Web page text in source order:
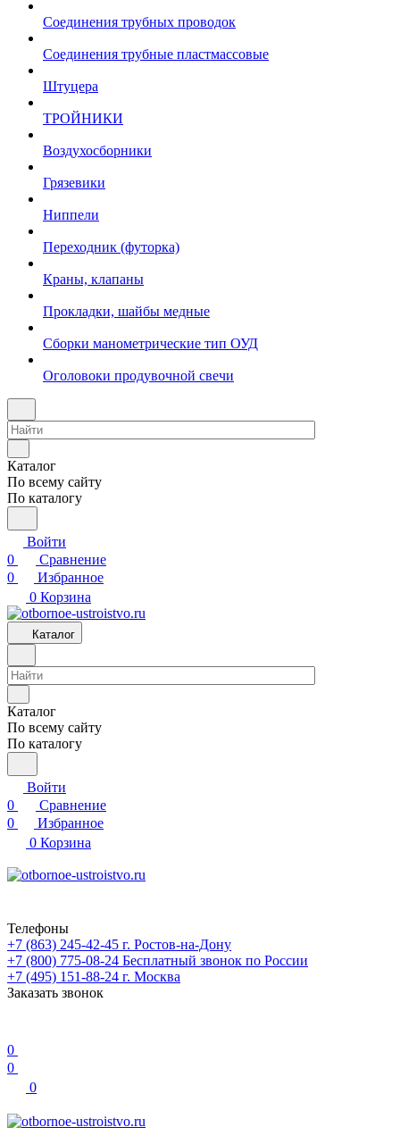
Соединения трубных проводок
Соединения трубные пластмассовые
Штуцера
ТРОЙНИКИ
Воздухосборники
Грязевики
Ниппели
Переходник (футорка)
Краны, клапаны
Прокладки, шайбы медные
Сборки манометрические тип ОУД
Оголовоки продувочной свечи
Каталог
По всему сайту
По каталогу
Войти
0
Сравнение
0
Избранное
0 Корзина
Каталог
Каталог
По всему сайту
По каталогу
Войти
0
Сравнение
0
Избранное
0 Корзина
Телефоны
+7 (863) 245-42-45 г. Ростов-на-Дону
+7 (800) 775-08-24 Бесплатный звонок по России
+7 (495) 151-88-24 г. Москва
Заказать звонок
0
0
0